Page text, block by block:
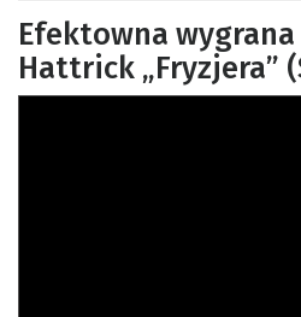
Efektowna
Hattrick „Fryzjera”